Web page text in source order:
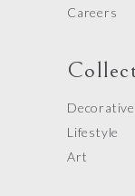
Careers
Lifestyle
Art